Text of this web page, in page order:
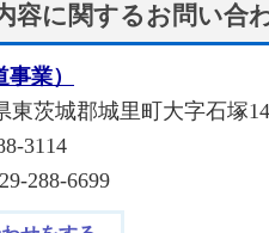
容に関するお問い合
業）
東茨城郡城里町大字石塚
3114
288-6699